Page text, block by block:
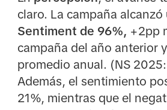
claro. La campaña alcanzó
Sentiment de 96%, +2pp
campaña del año anterior
promedio anual. (NS
Además, el sentimiento
21%, mientras que el